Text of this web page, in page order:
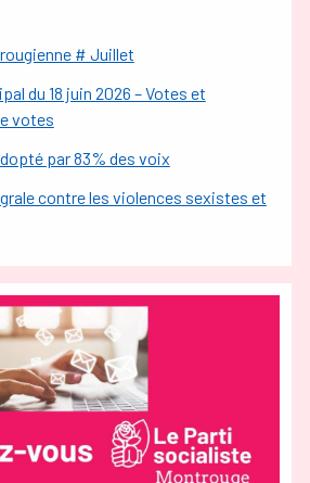
# Juillet
du 18 juin 2026 – Votes et
votes
par 83% des voix
contre les violences sexistes et